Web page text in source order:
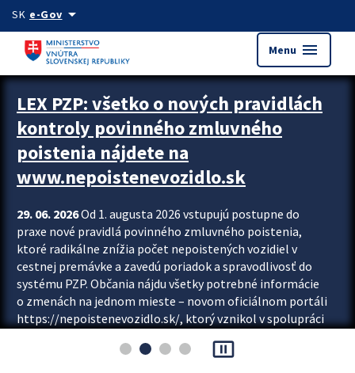
Preskocit na hlavný obsah
SK e-Govarrow_drop_down
Menu menu
Zastavit automatický posun upútavok
LEX PZP: všetko o nových pravidlách
kontroly povinného zmluvného
poistenia nájdete na
www.nepoistenevozidlo.sk
29. 06. 2026Od 1. augusta 2026 vstupujú postupne do
praxe nové pravidlá povinného zmluvného poistenia,
ktoré radikálne znížia počet nepoistených vozidiel v
cestnej premávke a zavedú poriadok a spravodlivosť do
systému PZP. Občania nájdu všetky potrebné informácie
o zmenách na jednom mieste – novom oficiálnom portáli
https://nepoistenevozidlo.sk/, ktorý vznikol v spolupráci
asociácie poisťovní (SLASPO) a Ministerstva vnútra SR.
pause_presentation